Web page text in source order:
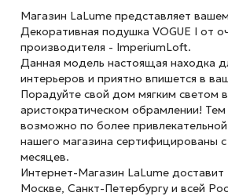
Магазин LaLume представляет
Декоративная подушка VOGUE I от
производителя - ImperiumLoft.
Данная модель настоящая находка
интерьеров и приятно впишется в
Порадуйте свой дом мягким светом в
аристократическом обрамлении!
возможно по более
нашего магазина сертифицированы с
месяцев.
Интернет-Магазин LaLume доставит
Москве, Санкт-Петербургу и всей